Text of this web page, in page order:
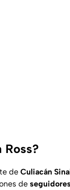
Ross?
de Culiacán
de